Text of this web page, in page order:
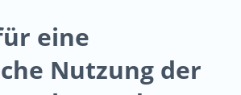
eine
Nutzung der